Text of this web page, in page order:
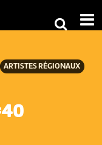
ARTISTES RÉGIONAUX